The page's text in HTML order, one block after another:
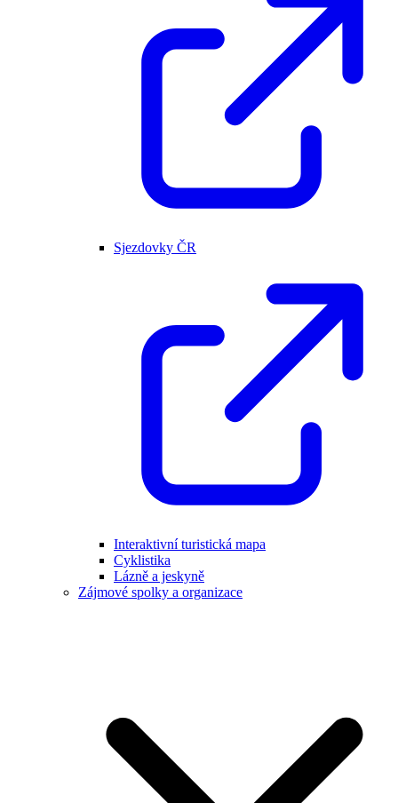
Sjezdovky ČR
Interaktivní turistická mapa
Cyklistika
Lázně a jeskyně
Zájmové spolky a organizace